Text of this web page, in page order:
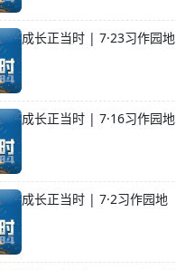
成长正当时 | 7·23习作园地
成长正当时 | 7·16习作园地
成长正当时 | 7·2习作园地